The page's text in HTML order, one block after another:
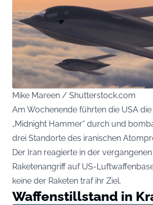
Mike Mareen / Shutterstock.com
Am Wochenende führten die USA
„Midnight Hammer“ durch und
drei Standorte des iranischen
Der Iran reagierte in der
Raketenangriff auf US-
keine der Raketen traf ihr Ziel.
Waffenstillstand in